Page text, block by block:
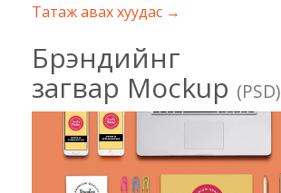
Татаж авах хуудас →
Брэндийнг
загвар Mockup (PSD)